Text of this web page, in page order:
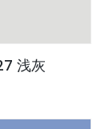
浅灰